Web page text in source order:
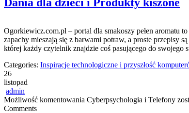
Ogorkiewicz.com.pl – portal dla smakoszy pełen aromatu
zapachy mieszają się z barwami potraw, a proste przepisy
której każdy czytelnik znajdzie coś pasującego do
Categories: Inspiracje technologiczne i przyszłość
26
listopad
admin
Możliwość komentowania Cyberpsychologia i Telefony
Comments